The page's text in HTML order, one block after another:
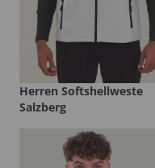
Herren Softshellweste
Salzberg